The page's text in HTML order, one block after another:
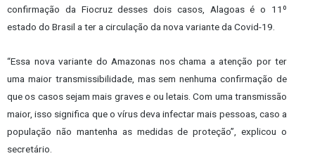
confirmação da Fiocruz desses dois casos, Alagoas é o 11º
estado do Brasil a ter a circulação da nova variante da Covid-19.
“Essa nova variante do Amazonas nos chama a atenção por ter
uma maior transmissibilidade, mas sem nenhuma confirmação de
que os casos sejam mais graves e ou letais. Com uma transmissão
maior, isso significa que o vírus deva infectar mais pessoas, caso a
população não mantenha as medidas de proteção”, explicou o
secretário.